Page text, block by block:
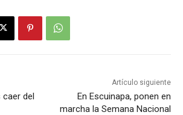
del
Artículo siguiente
En Escuinapa, ponen en
marcha la Semana Nacional